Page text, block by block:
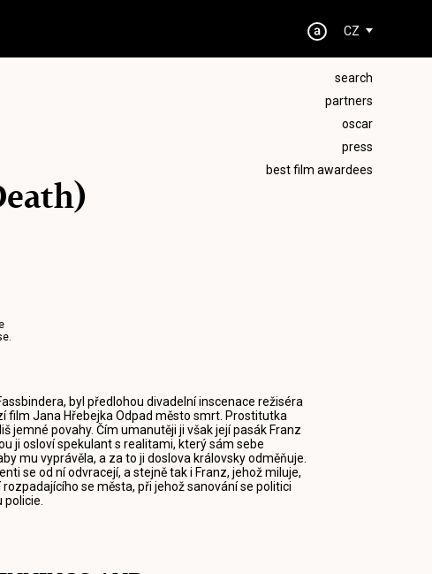
CZ
search
partners
oscar
press
best film awardees
byl předlohou divadelní inscenace režiséra
film Jana Hřebejka Odpad město smrt. Prostitutka
jemné povahy. Čím umanutěji ji však její pasák Franz
ji osloví spekulant s realitami, který sám sebe
mu vyprávěla, a za to ji doslova královsky odměňuje.
se od ní odvracejí, a stejně tak i Franz, jehož miluje,
se města, při jehož sanování se politici